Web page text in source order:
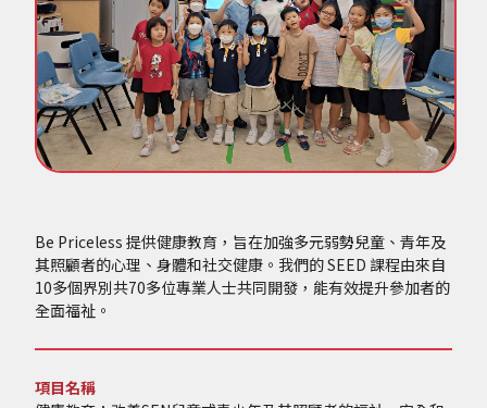
Be Priceless 提供健康教育，旨在加強多元弱勢兒童、青年及
其照顧者的心理、身體和社交健康。我們的 SEED 課程由來自
10多個界別共70多位專業人士共同開發，能有效提升參加者的
全面福祉。
項目名稱